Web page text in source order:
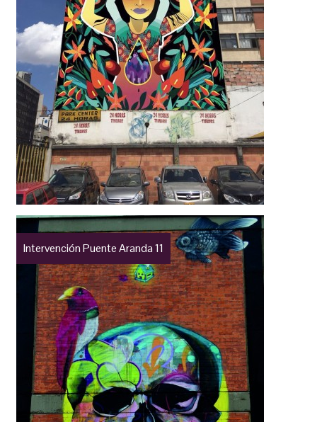
Intervención Puente Aranda 11